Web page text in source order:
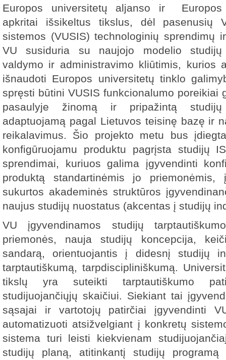
Europos universitetų aljanso ir Europos
apkritai išsikeltus tikslus, dėl pasenusių
sistemos (VUSIS) technologinių sprendimų
VU susiduria su naujojo modelio studijų
valdymo ir administravimo kliūtimis, kurios
išnaudoti Europos universitetų tinklo
spręsti būtini VUSIS funkcionalumo poreikiai
pasaulyje žinomą ir pripažintą studijų
adaptuojamą pagal Lietuvos teisinę bazę ir
reikalavimus. Šio projekto metu bus
konfigūruojamu produktu pagrįsta studijų
sprendimai, kuriuos galima įgyvendinti
produktą standartinėmis jo priemonėmis,
sukurtos akademinės struktūros
naujus studijų nuostatus (akcentas į studijų
VU įgyvendinamos studijų
priemonės, nauja studijų koncepcija,
sandarą, orientuojantis į didesnį studijų
tarptautiškumą, tarpdiscipliniškumą.
tikslų yra suteikti tarptautiškumo
studijuojančiųjų skaičiui. Siekiant tai
sąsajai ir vartotojų patirčiai įgyvendinti
automatizuoti atsižvelgiant į konkretų
sistema turi leisti kiekvienam
studijų planą, atitinkantį studijų